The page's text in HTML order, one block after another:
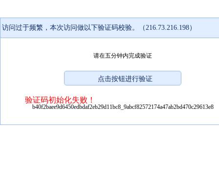
访问过于频繁，本次访问做以下验证码校验。（216.73.216.198）
请在五分钟内完成验证
验证码初始化失败！
b40f2baee9d6450edbdaf2eb29d11bc8_9abcf82572174a47ab2bd470c29613e8